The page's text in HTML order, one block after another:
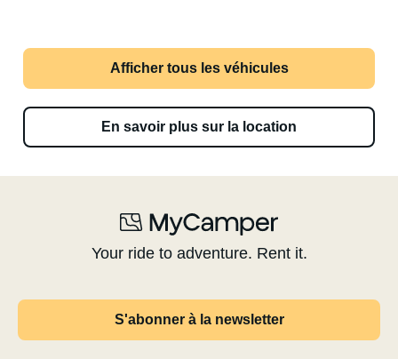
Afficher tous les véhicules
En savoir plus sur la location
Your ride to adventure. Rent it.
S'abonner à la newsletter